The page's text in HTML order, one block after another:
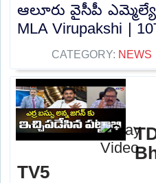
ఆలూరు వైసీపీ ఎమ్మెల్యే
MLA Virupakshi |
CATEGORY: NEWS
TV5